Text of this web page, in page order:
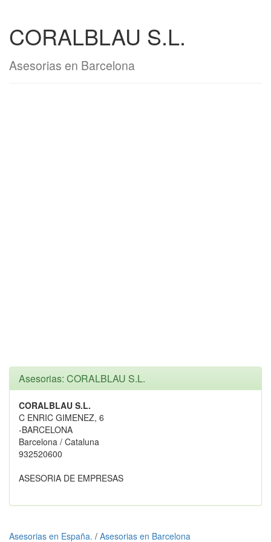
CORALBLAU S.L.
Asesorias en Barcelona
Asesorias: CORALBLAU S.L.
CORALBLAU S.L.
C ENRIC GIMENEZ, 6
-BARCELONA
Barcelona / Cataluna
932520600
ASESORIA DE EMPRESAS
Asesorias en España. / Asesorias en Barcelona